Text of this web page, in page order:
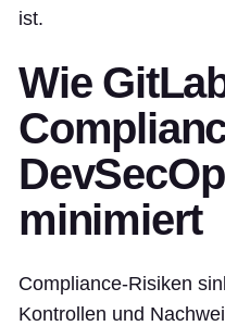
ist.
Wie
minimiert
Compliance-Risiken
Kontrollen und